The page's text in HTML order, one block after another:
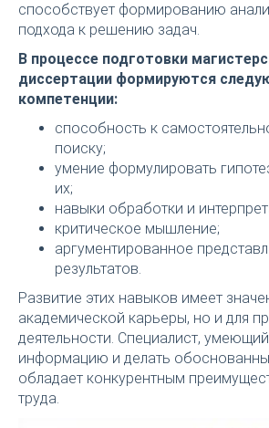
способствует формированию
подхода к решению задач.
В процессе подготовки
диссертации формируются
компетенции:
способность к
поиску;
умение формулировать
их;
навыки обработки и
критическое мышление;
аргументированное
результатов.
Развитие этих навыков имеет
академической карьеры, но и для
деятельности. Специалист,
информацию и делать
обладает конкурентным
труда.